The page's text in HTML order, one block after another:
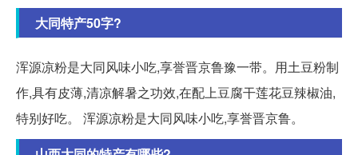
大同特产50字?
浑源凉粉是大同风味小吃,享誉晋京鲁豫一带。用土豆粉制
作,具有皮薄,清凉解暑之功效,在配上豆腐干莲花豆辣椒油,
特别好吃。 浑源凉粉是大同风味小吃,享誉晋京鲁。